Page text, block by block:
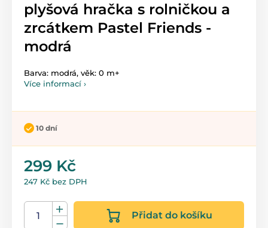
plyšová hračka s rolničkou a
zrcátkem Pastel Friends -
modrá
Barva: modrá, věk: 0 m+
Více informací ›
10 dní
299 Kč
247 Kč bez DPH
Přidat do košíku